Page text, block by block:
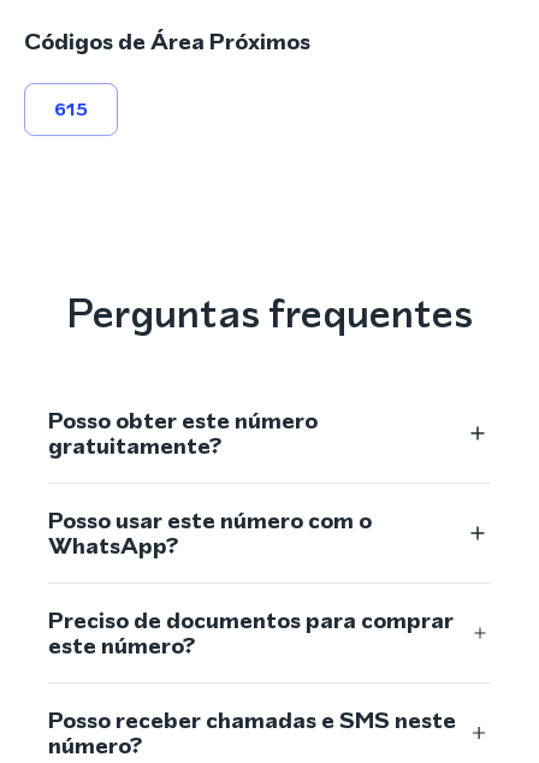
Códigos de Área Próximos
615
Perguntas frequentes
Posso obter este número
gratuitamente?
Posso usar este número com o
WhatsApp?
Preciso de documentos para comprar
este número?
Posso receber chamadas e SMS neste
número?